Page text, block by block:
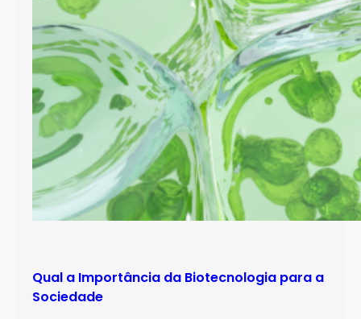
Qual a Importância da Biotecnologia para a
Sociedade